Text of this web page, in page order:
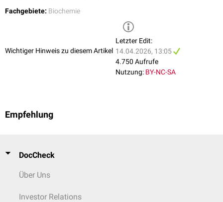
Methyltransferasen: bleiben beim Hinzufügen von
mehreren Methylgruppen an das Substrat gebunden
distributive Methyltransferasen: müssen nach jeder
Methylierungsreaktion vom Substrat dissoziieren
Fachgebiete: Biochemie
Wichtiger Hinweis zu diesem Artikel
Letzter Edit:
14.04.2026, 13:05
4.750 Aufrufe
Nutzung: BY-NC-SA
Empfehlung
DocCheck
Über Uns
Investor Relations